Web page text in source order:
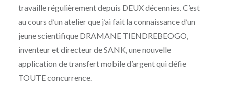
travaille régulièrement depuis DEUX décennies. C’est
au cours d’un atelier que j’ai fait la connaissance d’un
jeune scientifique DRAMANE TIENDREBEOGO,
inventeur et directeur de SANK, une nouvelle
application de transfert mobile d’argent qui défie
TOUTE concurrence.